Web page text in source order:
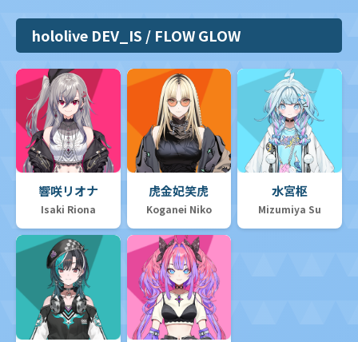
hololive DEV_IS / FLOW GLOW
響咲リオナ
Isaki Riona
虎金妃笑虎
Koganei Niko
水宮枢
Mizumiya Su